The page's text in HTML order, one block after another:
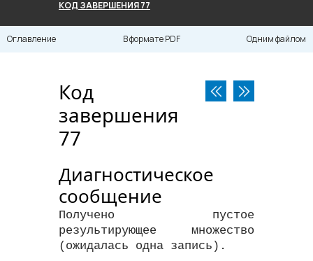
КОД ЗАВЕРШЕНИЯ 77
Оглавление В формате PDF Одним файлом
Код
завершения
77
Диагностическое
сообщение
Получено пустое
результирующее множество
(ожидалась одна запись).